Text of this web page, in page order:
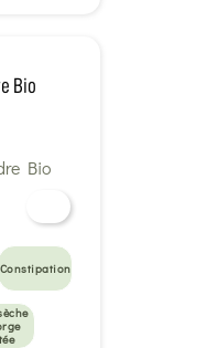
Bio
Constipation